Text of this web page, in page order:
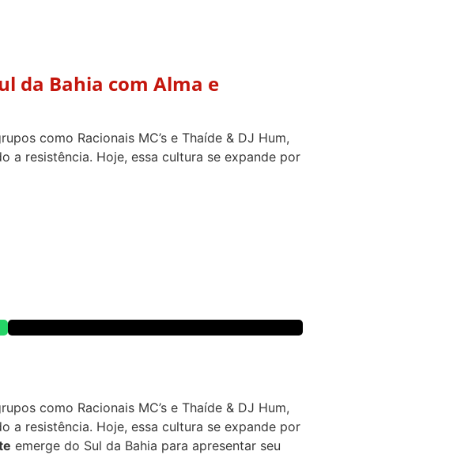
da Bahia com Alma e
como Racionais MC’s e Thaíde & DJ Hum,
a resistência. Hoje, essa cultura se expande por
como Racionais MC’s e Thaíde & DJ Hum,
a resistência. Hoje, essa cultura se expande por
emerge do Sul da Bahia para apresentar seu